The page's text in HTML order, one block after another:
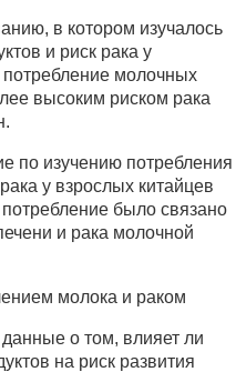
в котором изучалось
и риск рака у
молочных
высоким риском рака
по изучению потребления
у взрослых китайцев
было связано
и рака молочной
о том, влияет ли
на риск развития